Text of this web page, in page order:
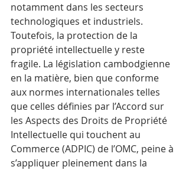
notamment dans les secteurs
technologiques et industriels.
Toutefois, la protection de la
propriété intellectuelle y reste
fragile. La législation cambodgienne
en la matière, bien que conforme
aux normes internationales telles
que celles définies par l’Accord sur
les Aspects des Droits de Propriété
Intellectuelle qui touchent au
Commerce (ADPIC) de l’OMC, peine à
s’appliquer pleinement dans la